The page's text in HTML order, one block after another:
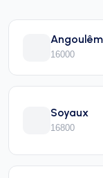
16000
Soyaux
16800